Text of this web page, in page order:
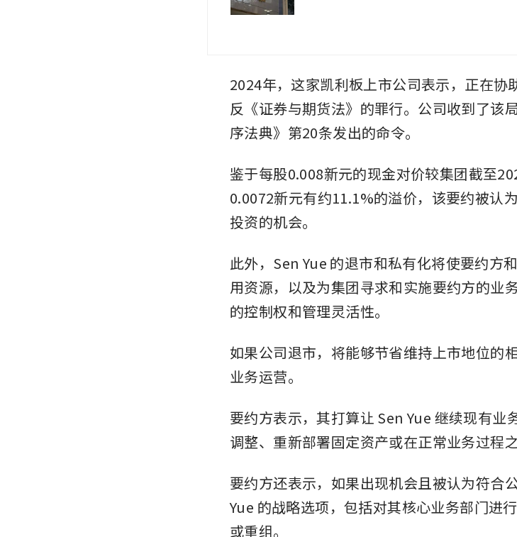
2024年，这家凯利板上市公司表示，正在协
反《证券与期货法》的罪行。公司收到了该
序法典》第20条发出的命令。
鉴于每股0.008新元的现金对价较集团截至
0.0072新元有约11.1%的溢价，该要约被认
投资的机会。
此外，Sen Yue 的退市和私有化将使要约方
用资源，以及为集团寻求和实施要约方的业
的控制权和管理灵活性。
如果公司退市，将能够节省维持上市地位的
业务运营。
要约方表示，其打算让 Sen Yue 继续现有业
调整、重新部署固定资产或在正常业务过程
要约方还表示，如果出现机会且被认为符合
Yue 的战略选项，包括对其核心业务部门进
或重组。